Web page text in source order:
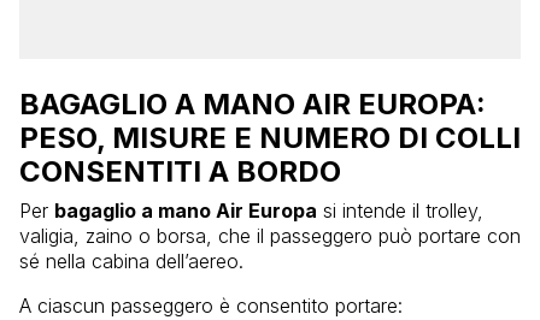
BAGAGLIO A MANO AIR EUROPA:
PESO, MISURE E NUMERO DI COLLI
CONSENTITI A BORDO
Per bagaglio a mano Air Europa si intende il trolley,
valigia, zaino o borsa, che il passeggero può portare con
sé nella cabina dell’aereo.
A ciascun passeggero è consentito portare: